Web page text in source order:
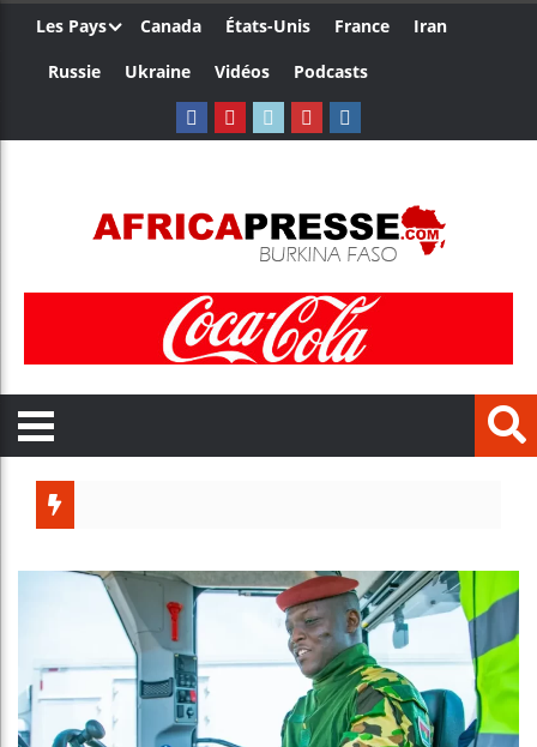
Les Pays Canada États-Unis France
Iran
Russie
Ukraine Vidéos Podcasts
Guinée :
Réforme
Bénin :